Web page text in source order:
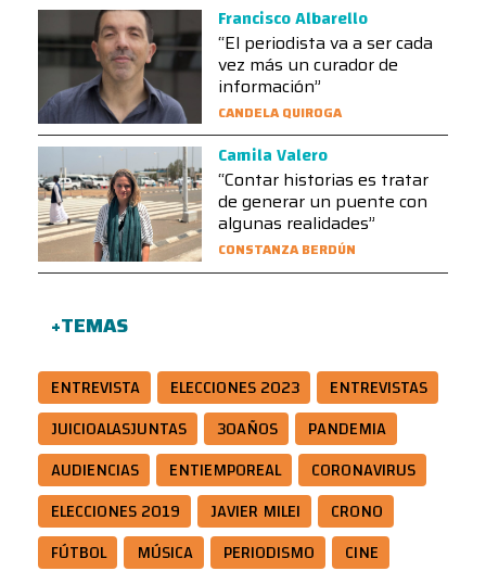
Francisco Albarello
“El periodista va a ser cada
vez más un curador de
información”
CANDELA QUIROGA
Camila Valero
“Contar historias es tratar
de generar un puente con
algunas realidades”
CONSTANZA BERDÚN
+TEMAS
ENTREVISTA ELECCIONES 2023
ENTREVISTAS
JUICIOALASJUNTAS
30AÑOS
PANDEMIA
AUDIENCIAS
ENTIEMPOREAL
CORONAVIRUS
ELECCIONES 2019
JAVIER MILEI
CRONO
FÚTBOL
MÚSICA PERIODISMO
CINE